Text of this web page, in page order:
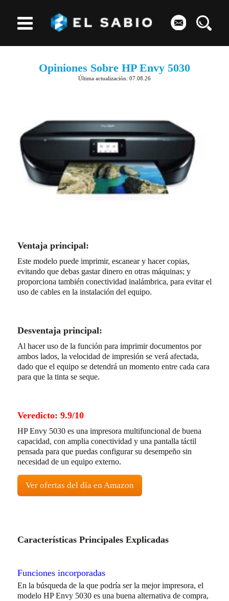
Opiniones Sobre HP Envy 5030
Última actualización: 07.08.26
Ventaja principal:
Este modelo puede imprimir, escanear y hacer copias,
evitando que debas gastar dinero en otras máquinas; y
proporciona también conectividad inalámbrica, para evitar el
uso de cables en la instalación del equipo.
Desventaja principal:
Al hacer uso de la función para imprimir documentos por
ambos lados, la velocidad de impresión se verá afectada,
dado que el equipo se detendrá un momento entre cada cara
para que la tinta se seque.
Veredicto: 9.9/10
HP Envy 5030 es una impresora multifuncional de buena
capacidad, con amplia conectividad y una pantalla táctil
pensada para que puedas configurar su desempeño sin
necesidad de un equipo externo.
Ver ofertas del día en Amazon
Características Principales Explicadas
Funciones incorporadas
En la búsqueda de la que podría ser la mejor impresora, el
modelo HP Envy 5030 es una buena alternativa de compra,